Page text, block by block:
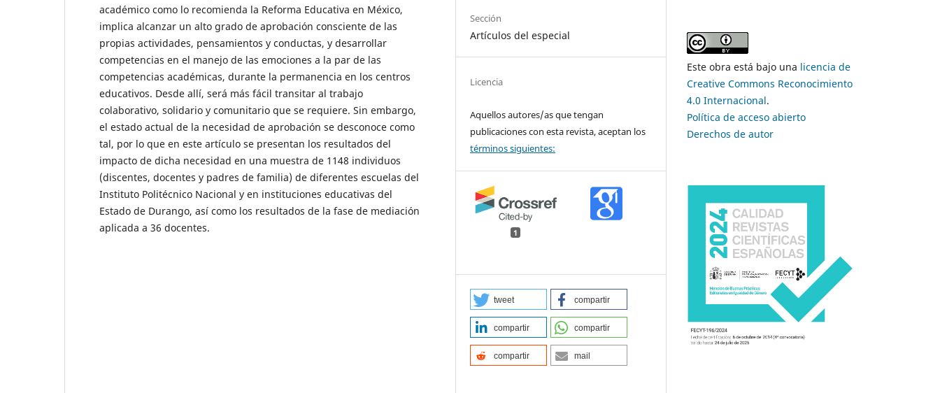
académico como lo recomienda la Reforma Educativa en México,
implica alcanzar un alto grado de aprobación consciente de las
propias actividades, pensamientos y conductas, y desarrollar
competencias en el manejo de las emociones a la par de las
competencias académicas, durante la permanencia en los centros
educativos. Desde allí, será más fácil transitar al trabajo
colaborativo, solidario y comunitario que se requiere. Sin embargo,
el estado actual de la necesidad de aprobación se desconoce como
tal, por lo que en este artículo se presentan los resultados del
impacto de dicha necesidad en una muestra de 1148 individuos
(discentes, docentes y padres de familia) de diferentes escuelas del
Instituto Politécnico Nacional y en instituciones educativas del
Estado de Durango, así como los resultados de la fase de mediación
aplicada a 36 docentes.
Sección
Artículos del especial
Licencia
Aquellos autores/as que tengan
publicaciones con esta revista, aceptan los
términos siguientes:
1
tweet compartir
compartir compartir
compartir mail
Este obra está bajo una licencia de
Creative Commons Reconocimiento
4.0 Internacional.
Política de acceso abierto
Derechos de autor